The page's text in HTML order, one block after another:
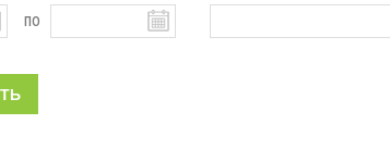
по